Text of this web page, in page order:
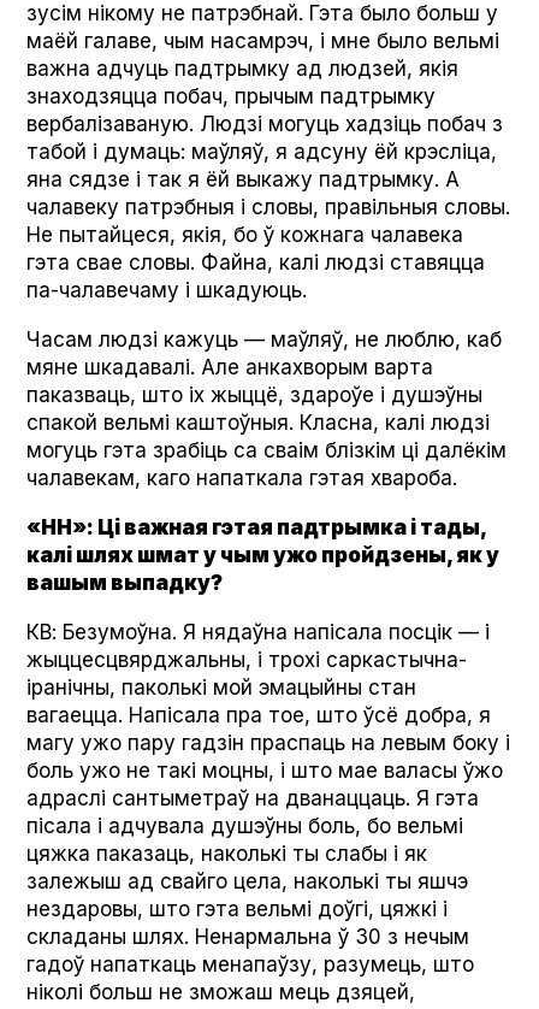
зусім нікому не патрэбнай. Гэта было больш у
маёй галаве, чым насамрэч, і мне было вельмі
важна адчуць падтрымку ад людзей, якія
знаходзяцца побач, прычым падтрымку
вербалізаваную. Людзі могуць хадзіць побач з
табой і думаць: маўляў, я адсуну ёй крэсліца,
яна сядзе і так я ёй выкажу падтрымку. А
чалавеку патрэбныя і словы, правільныя словы.
Не пытайцеся, якія, бо ў кожнага чалавека
гэта свае словы. Файна, калі людзі ставяцца
па-чалавечаму і шкадуюць.
Часам людзі кажуць — маўляў, не люблю, каб
мяне шкадавалі. Але анкахворым варта
паказваць, што іх жыццё, здароўе і душэўны
спакой вельмі каштоўныя. Класна, калі людзі
могуць гэта зрабіць са сваім блізкім ці далёкім
чалавекам, каго напаткала гэтая хвароба.
«НН»: Ці важная гэтая падтрымка і тады,
калі шлях шмат у чым ужо пройдзены, як у
вашым выпадку?
КВ: Безумоўна. Я нядаўна напісала посцік — і
жыццесцвярджальны, і трохі саркастычна-
іранічны, паколькі мой эмацыйны стан
вагаецца. Напісала пра тое, што ўсё добра, я
магу ужо пару гадзін праспаць на левым боку і
боль ужо не такі моцны, і што мае валасы ўжо
адраслі сантыметраў на дванаццаць. Я гэта
пісала і адчувала душэўны боль, бо вельмі
цяжка паказаць, наколькі ты слабы і як
залежыш ад свайго цела, наколькі ты яшчэ
нездаровы, што гэта вельмі доўгі, цяжкі і
складаны шлях. Ненармальна ў 30 з нечым
гадоў напаткаць менапаўзу, разумець, што
ніколі больш не зможаш мець дзяцей,